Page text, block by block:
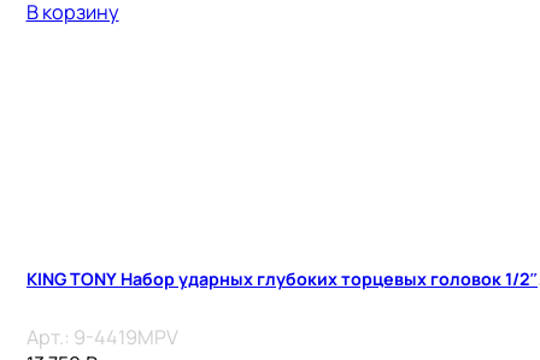
В корзину
KING TONY Набор ударных глубоких торцевых головок
Арт.: 9-4419MPV